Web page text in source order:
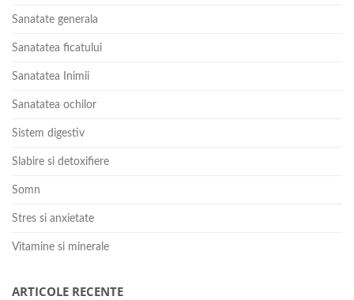
Sanatate generala
Sanatatea ficatului
Sanatatea Inimii
Sanatatea ochilor
Sistem digestiv
Slabire si detoxifiere
Somn
Stres si anxietate
Vitamine si minerale
ARTICOLE RECENTE